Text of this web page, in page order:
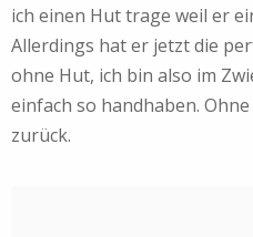
ich einen Hut trage weil er
Allerdings hat er jetzt die
ohne Hut, ich bin also im
einfach so handhaben.
zurück.